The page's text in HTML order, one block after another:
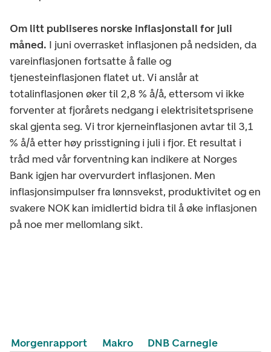
Om litt publiseres norske inflasjonstall for juli
måned. I juni overrasket inflasjonen på nedsiden, da
vareinflasjonen fortsatte å falle og
tjenesteinflasjonen flatet ut. Vi anslår at
totalinflasjonen øker til 2,8 % å/å, ettersom vi ikke
forventer at fjorårets nedgang i elektrisitetsprisene
skal gjenta seg. Vi tror kjerneinflasjonen avtar til 3,1
% å/å etter høy prisstigning i juli i fjor. Et resultat i
tråd med vår forventning kan indikere at Norges
Bank igjen har overvurdert inflasjonen. Men
inflasjonsimpulser fra lønnsvekst, produktivitet og en
svakere NOK kan imidlertid bidra til å øke inflasjonen
på noe mer mellomlang sikt.
Morgenrapport Makro DNB Carnegie